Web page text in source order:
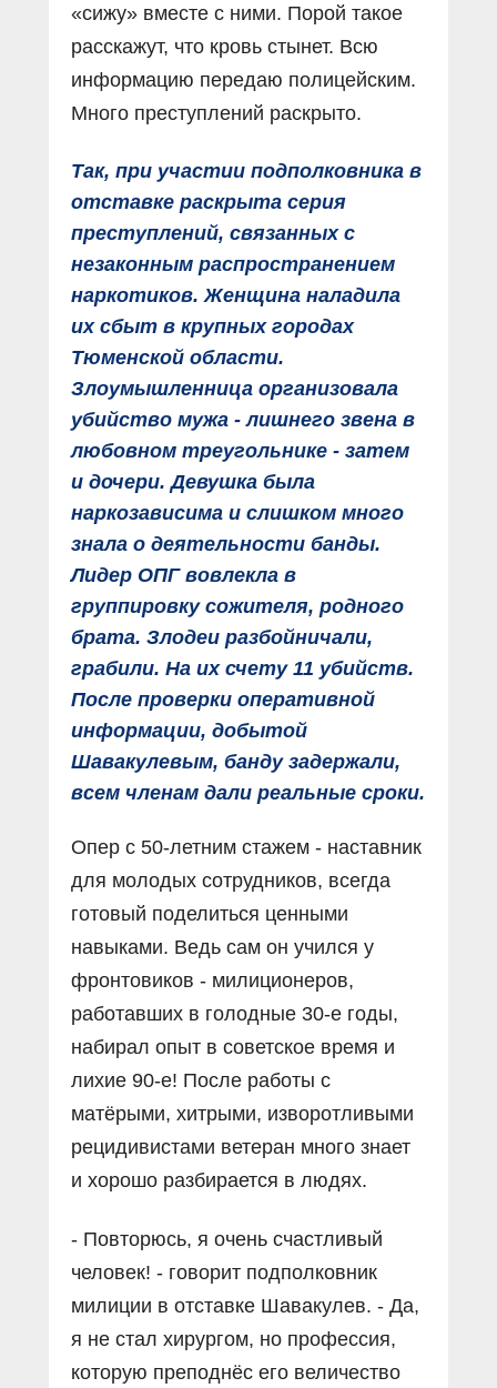
«сижу» вместе с ними. Порой такое
расскажут, что кровь стынет. Всю
информацию передаю полицейским.
Много преступлений раскрыто.
Так, при участии подполковника в
отставке раскрыта серия
преступлений, связанных с
незаконным распространением
наркотиков. Женщина наладила
их сбыт в крупных городах
Тюменской области.
Злоумышленница организовала
убийство мужа - лишнего звена в
любовном треугольнике - затем
и дочери. Девушка была
наркозависима и слишком много
знала о деятельности банды.
Лидер ОПГ вовлекла в
группировку сожителя, родного
брата. Злодеи разбойничали,
грабили. На их счету 11 убийств.
После проверки оперативной
информации, добытой
Шавакулевым, банду задержали,
всем членам дали реальные сроки.
Опер с 50-летним стажем - наставник
для молодых сотрудников, всегда
готовый поделиться ценными
навыками. Ведь сам он учился у
фронтовиков - милиционеров,
работавших в голодные 30-е годы,
набирал опыт в советское время и
лихие 90-е! После работы с
матёрыми, хитрыми, изворотливыми
рецидивистами ветеран много знает
и хорошо разбирается в людях.
- Повторюсь, я очень счастливый
человек! - говорит подполковник
милиции в отставке Шавакулев. - Да,
я не стал хирургом, но профессия,
которую преподнёс его величество